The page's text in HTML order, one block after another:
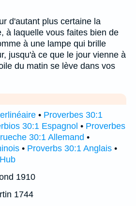
d'autant plus certaine la
à laquelle vous faites bien de
à une lampe qui brille
jusqu'à ce que le jour vienne à
du matin se lève dans vos
• Proverbes 30:1
30:1 Espagnol • Proverbes
30:1 Allemand •
• Proverbs 30:1 Anglais •
1910
1744